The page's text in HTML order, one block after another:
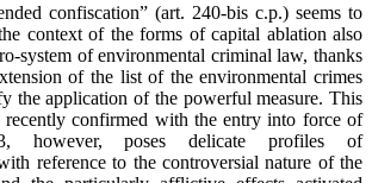
confiscation” (art. 240-bis c.p.) seems to
context of the forms of capital ablation also
system of environmental criminal law, thanks
of the list of the environmental crimes
the application of the powerful measure. This
confirmed with the entry into force of
however, poses delicate profiles of
reference to the controversial nature of the